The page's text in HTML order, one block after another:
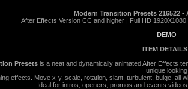
Modern Transition Presets 216522 -
After Effects Version CC and higher | Full HD
DEMO
ITEM
Presetsis a neat and dynamically animated After Effects
unique looking
effects. Move x-y, scale, rotation, slant, turbulent, bulge, all
Ideal for intros, openers, promos and events